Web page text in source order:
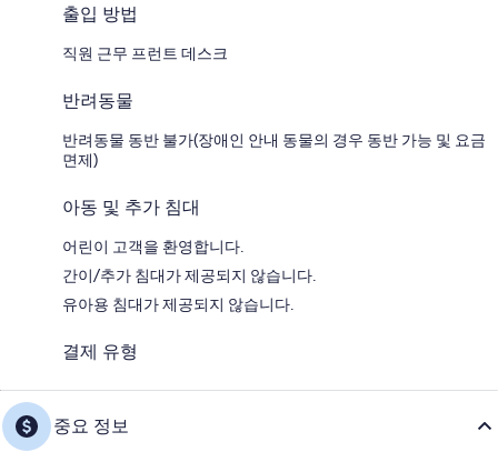
출입 방법
직원 근무 프런트 데스크
반려동물
반려동물 동반 불가(장애인 안내 동물의 경우 동반 가능 및 요금
면제)
아동 및 추가 침대
어린이 고객을 환영합니다.
간이/추가 침대가 제공되지 않습니다.
유아용 침대가 제공되지 않습니다.
결제 유형
중요 정보